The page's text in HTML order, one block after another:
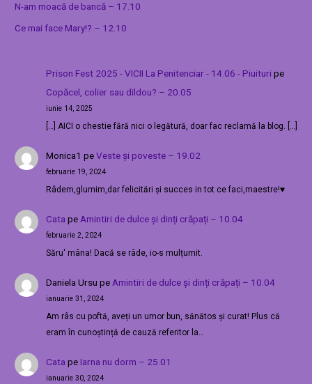
N-am moacă de bancă – 17.10
Ce mai face Mary!? – 12.10
Prison Fest 2025 - VICII La Penitenciar - 14.06 - Piuituripe
Copăcel, colier sau dildou? – 20.05
iunie 14, 2025
[…] AICI o chestie fără nici o legătură, doar fac reclamă la blog. […]
Monica1 peVeste și poveste – 19.02
februarie 19, 2024
Râdem,glumim,dar felicitări și succes in tot ce faci,maestre!♥️
Cata pe Amintiri de dulce și dinți crăpați – 10.04
februarie 2, 2024
Săru' mâna! Dacă se râde, io-s mulțumit.
Daniela Ursu pe Amintiri de dulce și dinți crăpați – 10.04
ianuarie 31, 2024
Am râs cu poftă, aveți un umor bun, sănătos și curat! Plus că
eram în cunoștință de cauză referitor la…
Cata pe Iarna nu dorm – 25.01
ianuarie 30, 2024